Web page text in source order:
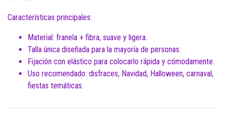
Características principales:
Material: franela + fibra, suave y ligera.
Talla única diseñada para la mayoría de personas.
Fijación con elástico para colocarlo rápida y cómodamente.
Uso recomendado: disfraces, Navidad, Halloween, carnaval,
fiestas temáticas.